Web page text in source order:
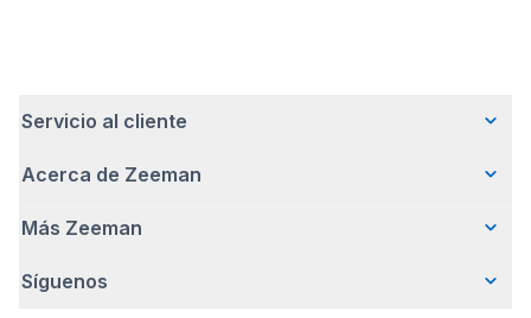
Servicio al cliente
Preguntas frecuentes
Entrega
Devoluciones
Acerca de Zeeman
Quiénes somos
Cómo emprendemos de forma responsable
Más Zeeman
Promoción de body gratis
Síguenos